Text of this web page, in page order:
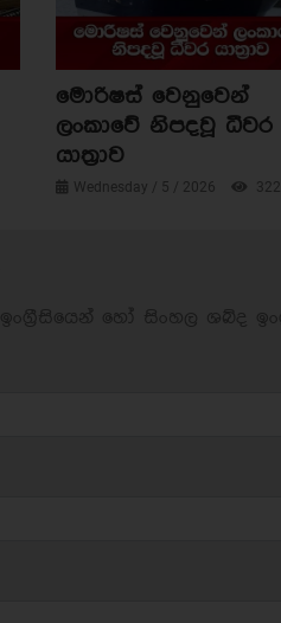
මොරිෂස් වෙනුවෙන්
ලංකාවේ නිපදවූ ධීවර
යාත්‍රාව
Wednesday / 5 / 2026 322